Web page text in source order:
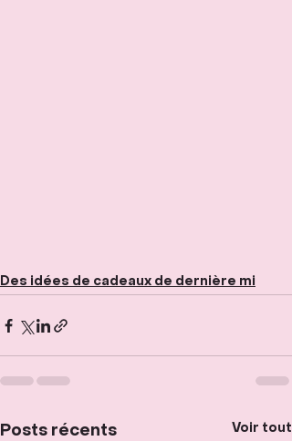
Des idées de cadeaux de dernière mi
Posts récents Voir tout